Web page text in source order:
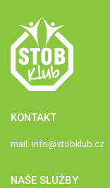
KONTAKT
mail: info@stobklub.cz
NAŠE SLUŽBY